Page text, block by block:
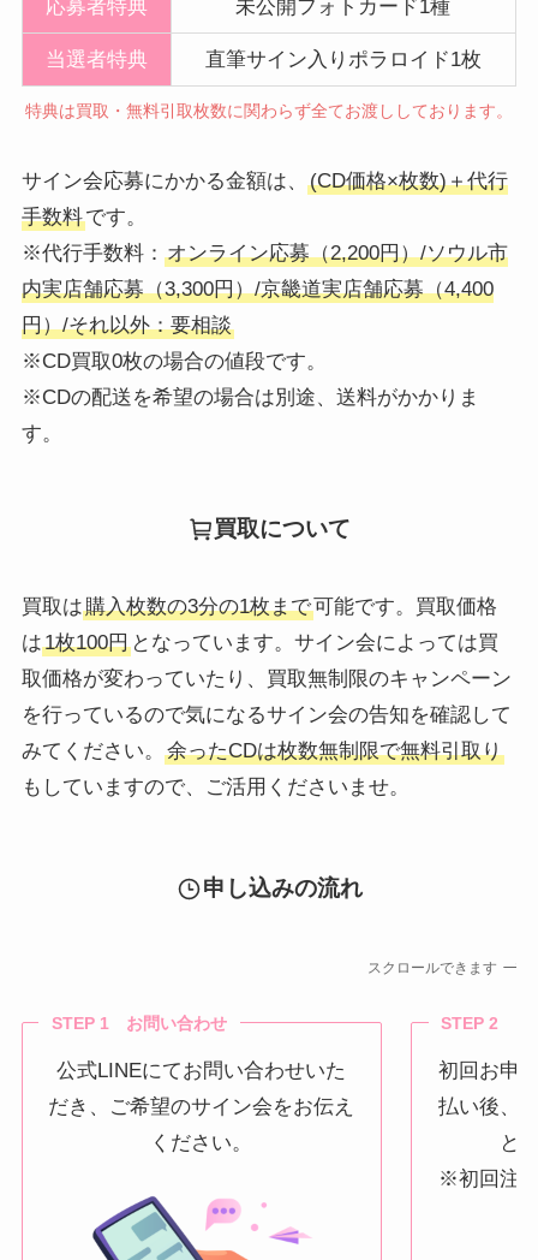
応募者特典 未公開フォトカード1種
当選者特典 直筆サイン入りポラロイド1枚
特典は買取・無料引取枚数に関わらず全てお渡ししております。
サイン会応募にかかる金額は、
(CD価格×枚数)＋代行
手数料です。
※代行手数料： オンライン応募（2,200円）/ソウル市
内実店舗応募（3,300円）/京畿道実店舗応募（4,400
円）/それ以外：要相談
※CD買取0枚の場合の値段です。
※CDの配送を希望の場合は別途、送料がかかりま
す。
買取について
買取は購入枚数の3分の1枚まで可能です。買取価格
は1枚100円となっています。サイン会によっては買
取価格が変わっていたり、買取無制限のキャンペーン
を行っているので気になるサイン会の告知を確認して
みてください。
余ったCDは枚数無制限で無料引取り
もしていますので、ご活用くださいませ。
申し込みの流れ
スクロールできます
STEP 1 お問い合わせ
公式LINEにてお問い合わせいた
だき、ご希望のサイン会をお伝え
ください。
STEP 2 ご
初回お申
払い後、
と
※初回注